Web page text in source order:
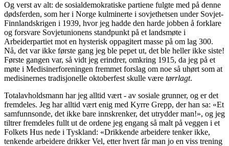
Og verst av alt: de sosialdemokratiske partiene fulgte med på denne
dødsferden, som her i Norge kulminerte i sovjethetsen under Sovjet-
Finnlandskrigen i 1939, hvor jeg hadde den harde jobben å forklare
og forsvare Sovjetunionens standpunkt på et landsmøte i
Arbeiderpartiet mot en hysterisk oppagitert masse på om lag 300.
Nå, det var ikke første gang jeg ble pepet ut, det ble heller ikke siste!
Første gangen var, så vidt jeg erindrer, omkring 1915, da jeg på et
møte i Medisinerforeningen fremmet forslag om noe så uhørt som at
medisinernes tradisjonelle oktober­fest skulle være tørrlagt.
Totalavholdsmann har jeg alltid vært - av sosiale grunner, og er det
fremdeles. Jeg har alltid vært enig med Kyrre Grepp, der han sa: «Et
samfunnsonde, det ikke bare innskrenker, det utrydder man!», og jeg
tiltrer fremdeles fullt ut de ordene jeg engang så malt på veggen i et
Folkets Hus nede i Tyskland: «Drikkende arbeidere tenker ikke,
tenkende arbeidere drikker Vel, etter hvert får man jo en viss trening